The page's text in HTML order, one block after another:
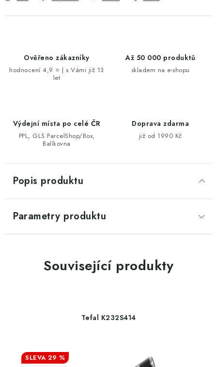
Ověřeno zákazníky
hodnocení 4,9 ⭐ | s Vámi již 13
let
Až 50 000 produktů
skladem na e-shopu
Výdejní místa po celé ČR
PPL, GLS ParcelShop/Box,
Balíkovna
Doprava zdarma
již od 1990 Kč
Popis produktu
Parametry produktu
Související produkty
Tefal K232S414
29 %